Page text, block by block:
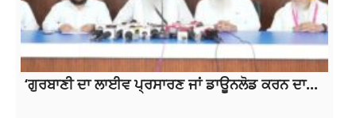
‘ਗੁਰਬਾਣੀ ਦਾ ਲਾਈਵ ਪ੍ਰਸਾਰਣ ਜਾਂ ਡਾਊਨਲੋਡ ਕਰਨ ਦਾ...